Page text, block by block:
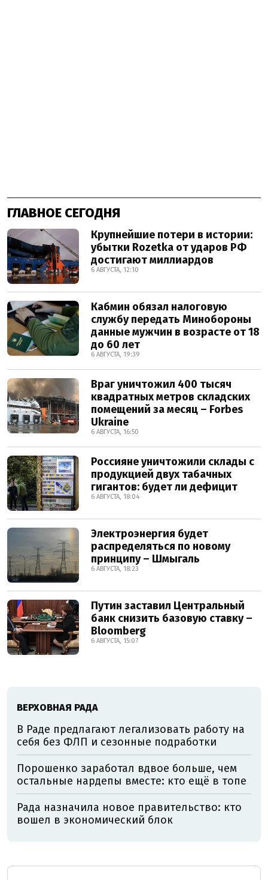
ГЛАВНОЕ СЕГОДНЯ
Крупнейшие потери в истории:
убытки Rozetka от ударов РФ
достигают миллиардов
6 АВГУСТА, 12:10
Кабмин обязал налоговую
службу передать Минобороны
данные мужчин в возрасте от 18
до 60 лет
6 АВГУСТА, 19:39
Враг уничтожил 400 тысяч
квадратных метров складских
помещений за месяц – Forbes
Ukraine
6 АВГУСТА, 16:50
Россияне уничтожили склады с
продукцией двух табачных
гигантов: будет ли дефицит
6 АВГУСТА, 18:04
Электроэнергия будет
распределяться по новому
принципу – Шмыгаль
6 АВГУСТА, 18:23
Путин заставил Центральный
банк снизить базовую ставку –
Bloomberg
6 АВГУСТА, 15:07
ВЕРХОВНАЯ РАДА
В Раде предлагают легализовать работу на
себя без ФЛП и сезонные подработки
Порошенко заработал вдвое больше, чем
остальные нардепы вместе: кто ещё в топе
Рада назначила новое правительство: кто
вошел в экономический блок